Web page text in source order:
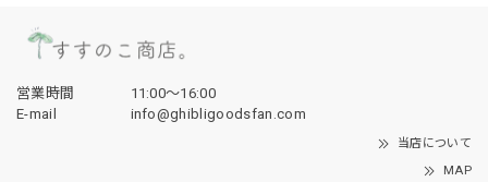
営業時間
11:00〜16:00
E-mail
info@ghibligoodsfan.com
当店について
MAP